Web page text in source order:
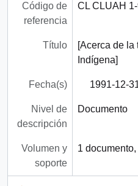
Código de
referencia
CL CLUAH
Título
[Acerca de la
Indígena]
Fecha(s) 1991-12-
Nivel de
descripción
Documento
Volumen y
soporte
1